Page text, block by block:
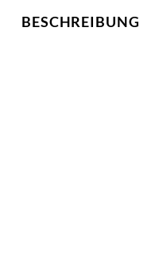
BESCHREIBUNG